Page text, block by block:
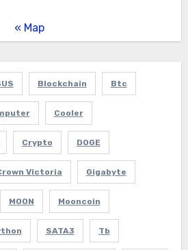
« Мар
Blockchain Btc
Cooler
Crypto DOGE
Victoria Gigabyte
MOON Mooncoin
SATA3 Tb